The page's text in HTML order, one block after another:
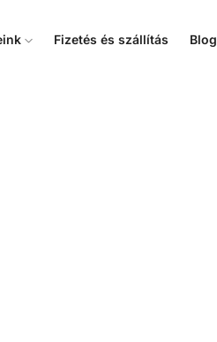
Fizetés és szállítás Blog